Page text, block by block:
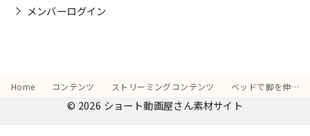
メンバーログイン
Home コンテンツ ストリーミングコンテンツ ベッドで脚を伸ばし、「これが今日のご褒美」とお気に入りのシリーズを再生する姿
© 2026 ショート動画屋さん素材サイト